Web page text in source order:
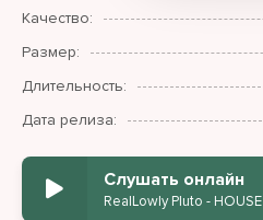
Качество:
Размер:
Длительность:
Дата релиза:
Слушать онлайн
RealLowly Pluto - HOUSE